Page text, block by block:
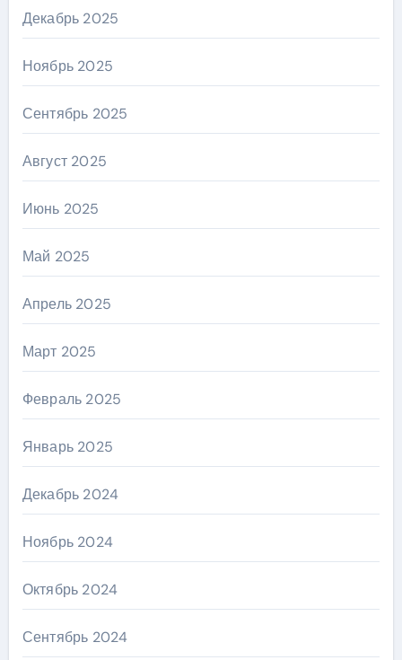
Декабрь 2025
Ноябрь 2025
Сентябрь 2025
Август 2025
Июнь 2025
Май 2025
Апрель 2025
Март 2025
Февраль 2025
Январь 2025
Декабрь 2024
Ноябрь 2024
Октябрь 2024
Сентябрь 2024